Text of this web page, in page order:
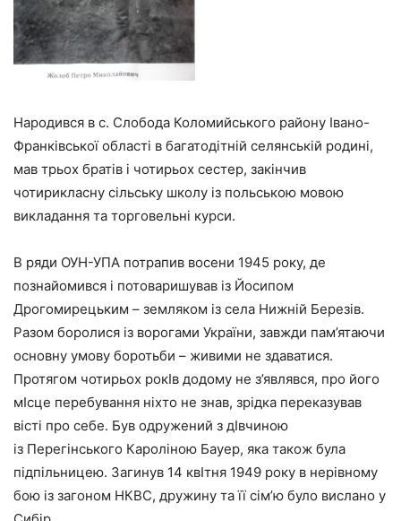
Народився в с. Слобода Коломийського району Iвано-
Франківської області в багатодітній селянській родині,
мав трьох братів і чотирьох сестер, закінчив
чотирикласну сільську школу із польською мовою
викладання та торговельні курси.
В ряди ОУН-УПА потрапив восени 1945 року, де
познайомився і потоваришував із Йосипом
Дрогомирецьким – земляком із села Нижній Березів.
Разом боролися із ворогами України, завжди пам’ятаючи
основну умову боротьби – живими не здаватися.
Протягом чотирьох рокIв додому не з’являвся, про його
мIсце перебування ніхто не знав, зрідка переказував
вісті про себе. Був одружений з дIвчиною
із Перегінського Кароліною Бауер, яка також була
підпільницею. Загинув 14 квIтня 1949 року в нерівному
бою із загоном НКВС, дружину та її сім’ю було вислано у